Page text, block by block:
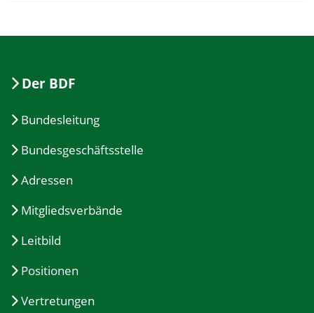
Der BDF
Bundesleitung
Bundesgeschäftsstelle
Adressen
Mitgliedsverbände
Leitbild
Positionen
Vertretungen